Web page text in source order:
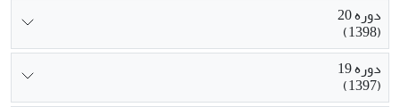
دوره 20
(1398)
دوره 19
(1397)